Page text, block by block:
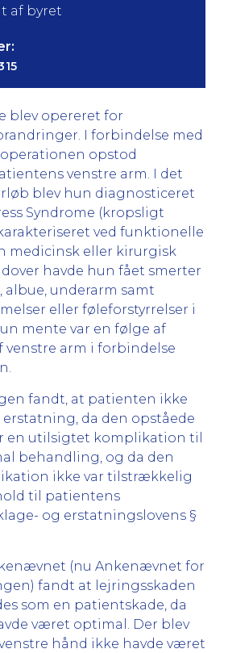
af byret
blev opereret for
I forbindelse med
opstod
venstre arm. I det
blev hun diagnosticeret
Syndrome (kropsligt
ved funktionelle
medicinsk eller kirurgisk
havde hun fået smerter
albue, underarm samt
eller føleforstyrrelser i
mente var en følge af
arm i forbindelse
fandt, at patienten ikke
da den opståede
en utilsigtet komplikation til
behandling, og da den
ikke var tilstrækkelig
til patientens
og erstatningslovens §
(nu Ankenævnet for
fandt at lejringsskaden
som en patientskade, da
været optimal. Der blev
hånd ikke havde været